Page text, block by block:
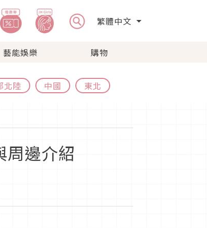
繁體中文
藝能娛樂 購物
北陸 中國 東北
周邊介紹